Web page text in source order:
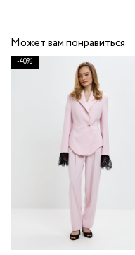
Может вам понравиться
-40%